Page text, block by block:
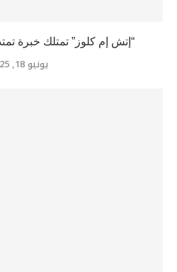
“إتش إم كلوز” تمتلك خبرة تمتد
يونيو 18, 2025